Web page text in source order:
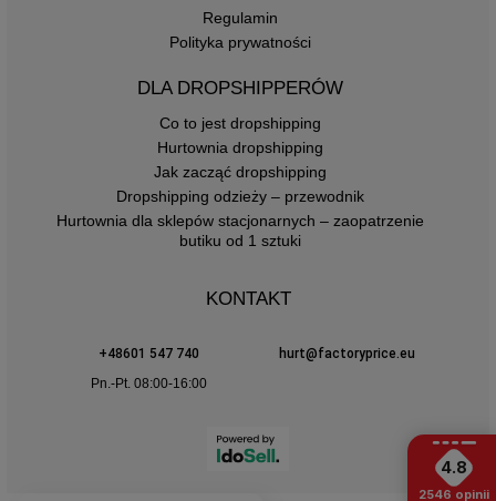
Regulamin
Polityka prywatności
DLA DROPSHIPPERÓW
Co to jest dropshipping
Hurtownia dropshipping
Jak zacząć dropshipping
Dropshipping odzieży – przewodnik
Hurtownia dla sklepów stacjonarnych – zaopatrzenie
butiku od 1 sztuki
KONTAKT
+48601 547 740
hurt@factoryprice.eu
Pn.-Pt. 08:00-16:00
4.8
2546 opinii